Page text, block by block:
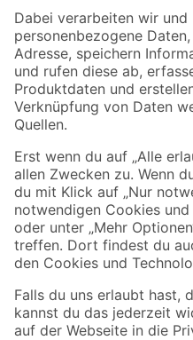
Zahlungsarten
Sicher einkaufen
Jetzt die toom-App
Alle Preisangaben in EUR inkl. gesetzl.
Umständen nicht in allen Märkten